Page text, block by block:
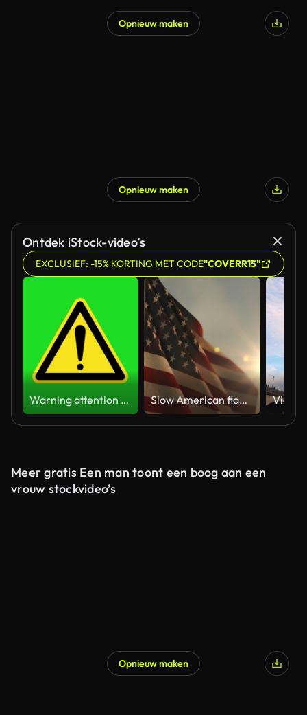
Opnieuw maken
Opnieuw maken
Ontdek iStock-video’s
EXCLUSIEF: -15% KORTING MET CODE"COVERR15"
Warning attention yellow hazard message street sign 4k green screen caution animation Slow American flag at sunset during Memorial Day in the United States
Meer gratis Een man toont een boog aan een
vrouw stockvideo’s
Opnieuw maken